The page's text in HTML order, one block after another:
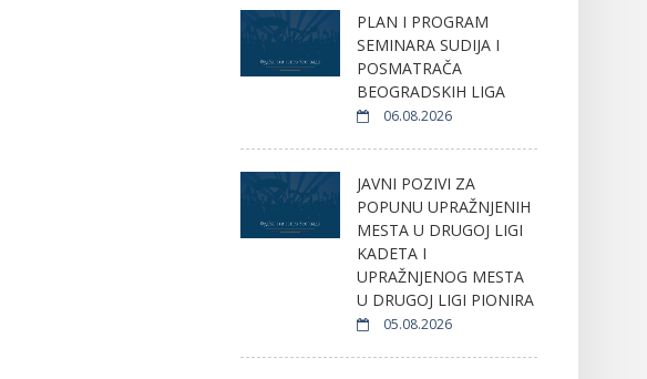
PLAN I PROGRAM
SEMINARA SUDIJA I
POSMATRAČA
BEOGRADSKIH LIGA
06.08.2026
JAVNI POZIVI ZA
POPUNU UPRAŽNJENIH
MESTA U DRUGOJ LIGI
KADETA I
UPRAŽNJENOG MESTA
U DRUGOJ LIGI PIONIRA
05.08.2026